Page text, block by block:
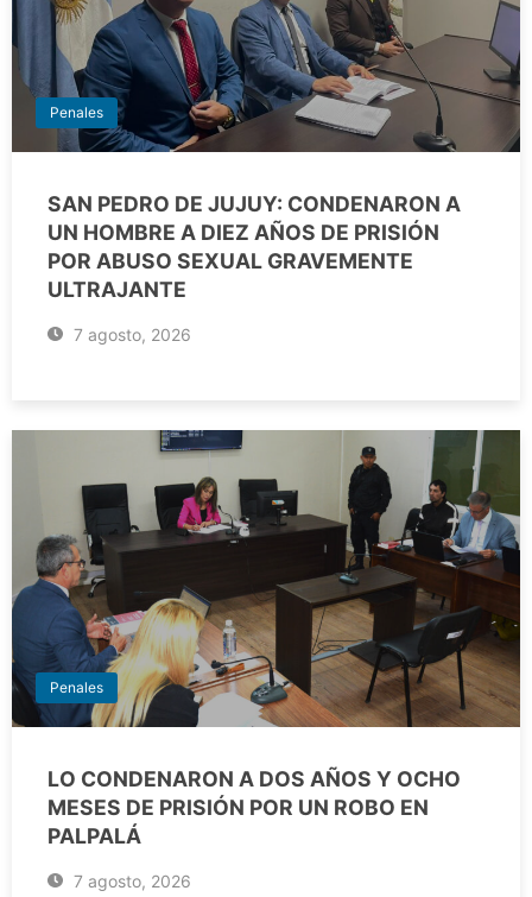
Penales
SAN PEDRO DE JUJUY: CONDENARON A
UN HOMBRE A DIEZ AÑOS DE PRISIÓN
POR ABUSO SEXUAL GRAVEMENTE
ULTRAJANTE
7 agosto, 2026
Penales
LO CONDENARON A DOS AÑOS Y OCHO
MESES DE PRISIÓN POR UN ROBO EN
PALPALÁ
7 agosto, 2026